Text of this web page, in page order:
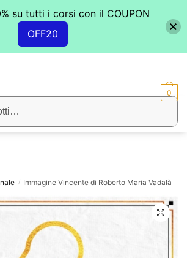
0
/ Immagine Vincente di Roberto Maria Vadalà
su tutti i corsi con il COUPON
OFF20